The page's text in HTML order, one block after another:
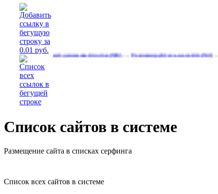
Реальный денежный поток(590)…Рекламируйтесь на сайте(531)…
Список сайтов в системе
Размещение сайта в списках серфинга
Список всех сайтов в системе